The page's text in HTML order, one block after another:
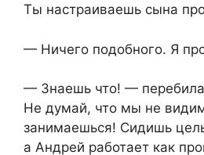
Ты настраиваешь сына
— Ничего подобного. Я
— Знаешь что! —
Не думай, что мы не
занимаешься! Сидишь
а Андрей работает как